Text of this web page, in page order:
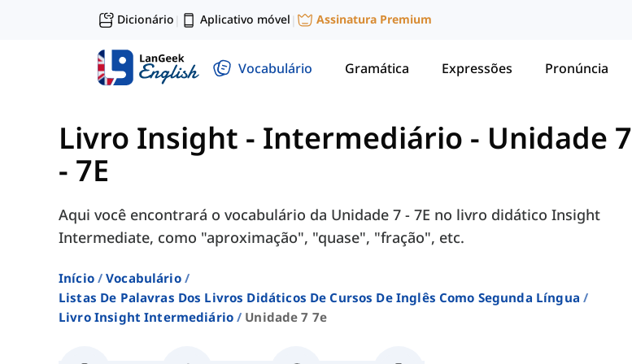
Dicionário | Aplicativo móvel | Assinatura Premium
Vocabulário Gramática Expressões Pronúncia
Livro Insight - Intermediário - Unidade 7
- 7E
Aqui você encontrará o vocabulário da Unidade 7 - 7E no livro didático Insight
Intermediate, como "aproximação", "quase", "fração", etc.
Início
Vocabulário
Listas De Palavras Dos Livros Didáticos De Cursos De Inglês Como Segunda Língua
Livro Insight Intermediário
Unidade 7 7e